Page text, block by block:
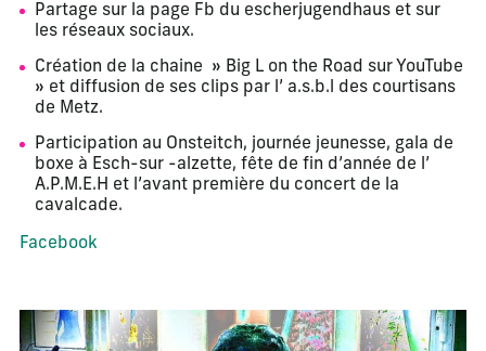
Partage sur la page Fb du escherjugendhaus et sur
les réseaux sociaux.
Création de la chaine » Big L on the Road sur YouTube
» et diffusion de ses clips par l’ a.s.b.l des courtisans
de Metz.
Participation au Onsteitch, journée jeunesse, gala de
boxe à Esch-sur -alzette, fête de fin d’année de l’
A.P.M.E.H et l’avant première du concert de la
cavalcade.
Facebook
La modification de la diapositive actuelle de ce